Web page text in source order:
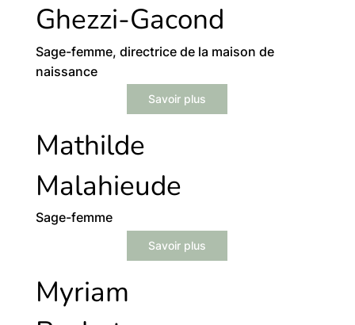
Ghezzi-Gacond
Sage-femme, directrice de la maison de
naissance
Savoir plus
Mathilde
Malahieude
Sage-femme
Savoir plus
Myriam